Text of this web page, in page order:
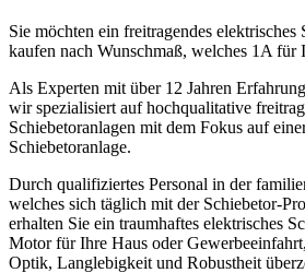
Sie möchten ein freitragendes
kaufen nach Wunschmaß, welches 1A für
Als Experten mit über 12 Jahren
wir spezialisiert auf hochqualitative
Schiebetoranlagen mit dem Fokus auf
Schiebetoranlage.
Durch qualifiziertes Personal in der
welches sich täglich mit der Schiebetor-
erhalten Sie ein traumhaftes elektrisches
Motor für Ihre Haus oder
Optik, Langlebigkeit und Robustheit